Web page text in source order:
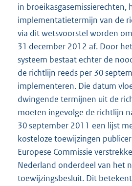
in broeikasgasemissierechten,
implementatietermijn van de
via dit wetsvoorstel worden
31 december 2012 af. Door
systeem bestaat echter de
de richtlijn reeds per 30
implementeren. Die datum
dwingende termijnen uit de
moeten ingevolge de richtlijn
30 september 2011 een lijst
kosteloze toewijzingen
Europese Commissie
Nederland onderdeel van het
toewijzingsbesluit. Dit